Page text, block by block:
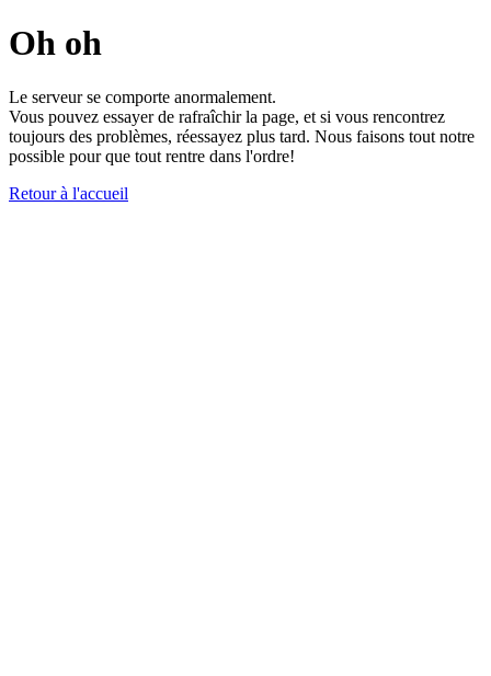
Oh oh
Le serveur se comporte anormalement.
Vous pouvez essayer de rafraîchir la page, et si vous rencontrez
toujours des problèmes, réessayez plus tard. Nous faisons tout notre
possible pour que tout rentre dans l'ordre!
Retour à l'accueil